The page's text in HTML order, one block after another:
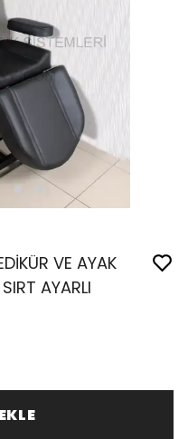
VE AYAK
AYARLI